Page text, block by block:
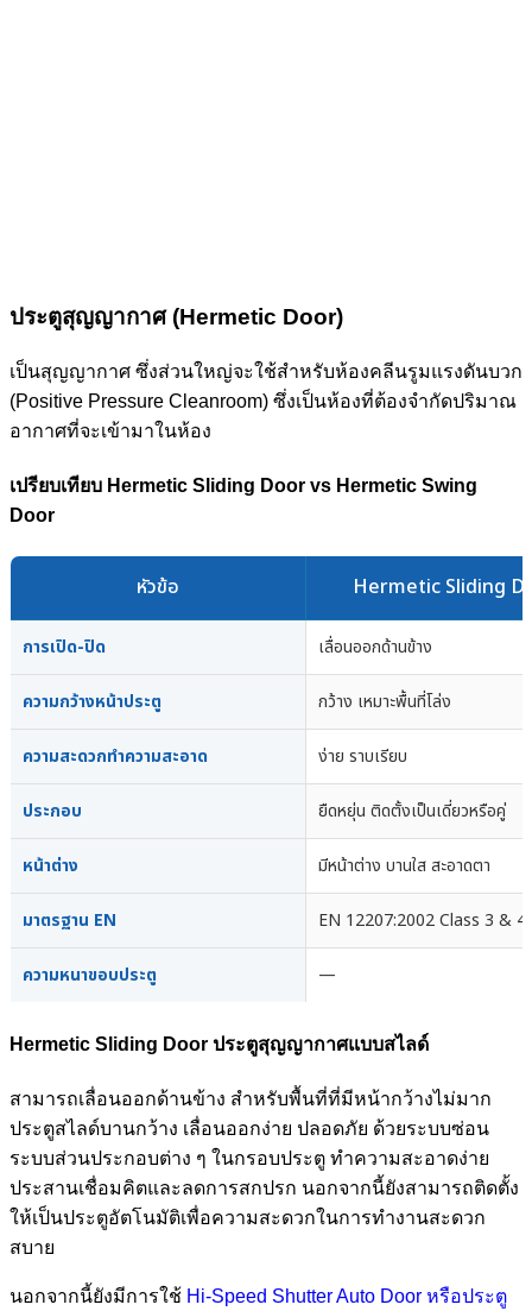
ประตูสุญญากาศ (Hermetic Door)
เป็นสุญญากาศ ซึ่งส่วนใหญ่จะใช้สำหรับห้องคลีนรูมแรงดันบวก
(Positive Pressure Cleanroom) ซึ่งเป็นห้องที่ต้องจำกัดปริมาณ
อากาศที่จะเข้ามาในห้อง
เปรียบเทียบ Hermetic Sliding Door vs Hermetic Swing
Door
หัวข้อ Hermetic Sliding
การเปิด-ปิด เลื่อนออกด้านข้าง
ความกว้างหน้าประตู กว้าง เหมาะพื้นที่โล่ง
ความสะดวกทำความสะอาด ง่าย ราบเรียบ
ประกอบ ยืดหยุ่น ติดตั้งเป็นเดี่ยวหรือคู่
หน้าต่าง มีหน้าต่าง บานใส สะอาดตา
มาตรฐาน EN EN 12207:2002 Class 3 & 4
ความหนาขอบประตู —
Hermetic Sliding Door ประตูสุญญากาศแบบสไลด์
สามารถเลื่อนออกด้านข้าง สำหรับพื้นที่ที่มีหน้ากว้างไม่มาก
ประตูสไลด์บานกว้าง เลื่อนออกง่าย ปลอดภัย ด้วยระบบซ่อน
ระบบส่วนประกอบต่าง ๆ ในกรอบประตู ทำความสะอาดง่าย
ประสานเชื่อมคิตและลดการสกปรก นอกจากนี้ยังสามารถติดตั้ง
ให้เป็นประตูอัตโนมัติเพื่อความสะดวกในการทำงานสะดวก
สบาย
นอกจากนี้ยังมีการใช้ Hi-Speed Shutter Auto Door หรือประตู